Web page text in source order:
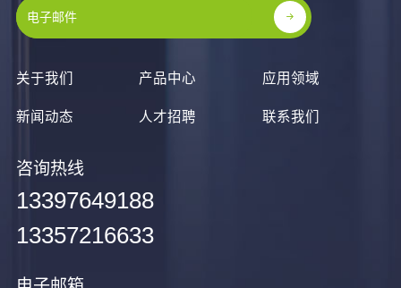
关于我们 产品中心 应用领域
新闻动态 人才招聘 联系我们
咨询热线
13397649188
13357216633